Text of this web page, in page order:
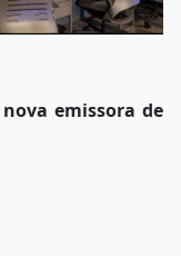
emissora de